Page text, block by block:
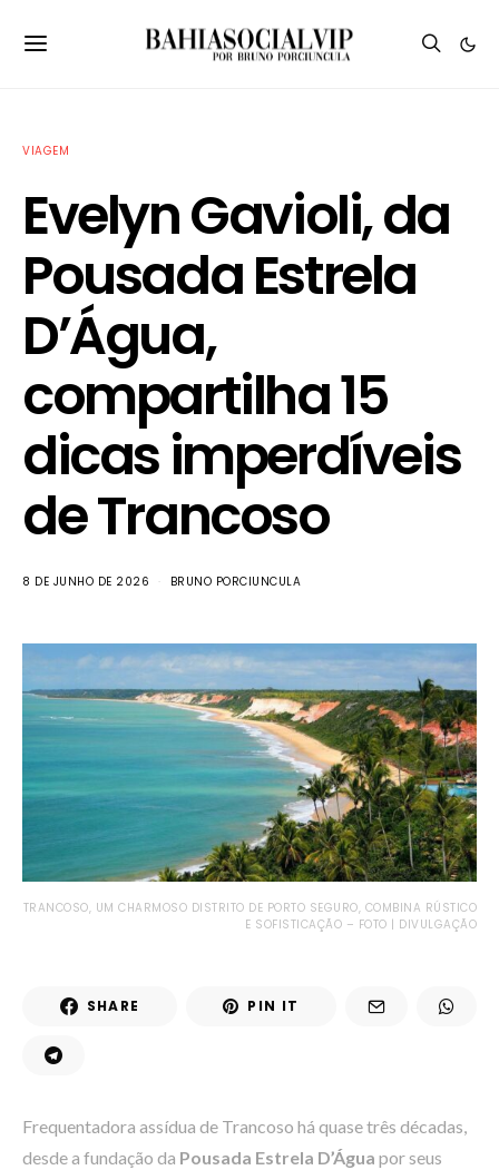
VIAGEM
Evelyn Gavioli, da
Pousada Estrela
D’Água,
compartilha 15
dicas imperdíveis
de Trancoso
8 DE JUNHO DE 2026 BRUNO PORCIUNCULA
TRANCOSO, UM CHARMOSO DISTRITO DE PORTO SEGURO, COMBINA RÚSTICO
E SOFISTICAÇÃO – FOTO | DIVULGAÇÃO
SHARE PIN IT
Frequentadora assídua de Trancoso há quase três décadas,
desde a fundação da Pousada Estrela D’Água por seus